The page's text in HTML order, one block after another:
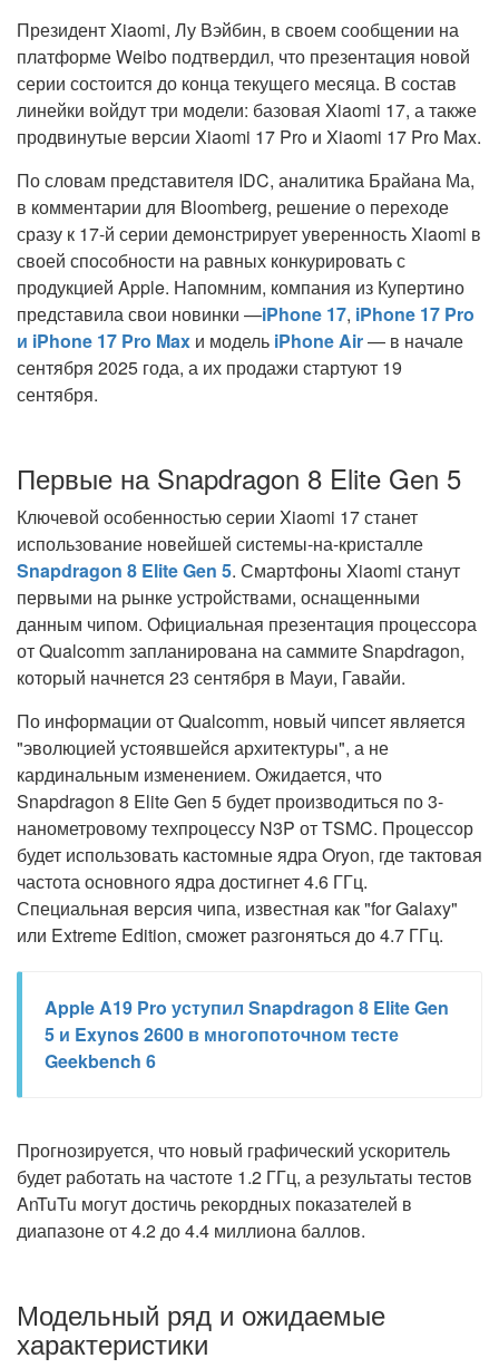
Президент Xiaomi, Лу Вэйбин, в своем сообщении на
платформе Weibo подтвердил, что презентация новой
серии состоится до конца текущего месяца. В состав
линейки войдут три модели: базовая Xiaomi 17, а также
продвинутые версии Xiaomi 17 Pro и Xiaomi 17 Pro Max.
По словам представителя IDC, аналитика Брайана Ма,
в комментарии для Bloomberg, решение о переходе
сразу к 17-й серии демонстрирует уверенность Xiaomi в
своей способности на равных конкурировать с
продукцией Apple. Напомним, компания из Купертино
представила свои новинки —iPhone 17, iPhone 17 Pro
и iPhone 17 Pro Max и модель iPhone Air— в начале
сентября 2025 года, а их продажи стартуют 19
сентября.
Первые на Snapdragon 8 Elite Gen 5
Ключевой особенностью серии Xiaomi 17 станет
использование новейшей системы-на-кристалле
Snapdragon 8 Elite Gen 5. Смартфоны Xiaomi станут
первыми на рынке устройствами, оснащенными
данным чипом. Официальная презентация процессора
от Qualcomm запланирована на саммите Snapdragon,
который начнется 23 сентября в Мауи, Гавайи.
По информации от Qualcomm, новый чипсет является
"эволюцией устоявшейся архитектуры", а не
кардинальным изменением. Ожидается, что
Snapdragon 8 Elite Gen 5 будет производиться по 3-
нанометровому техпроцессу N3P от TSMC. Процессор
будет использовать кастомные ядра Oryon, где тактовая
частота основного ядра достигнет 4.6 ГГц.
Специальная версия чипа, известная как "for Galaxy"
или Extreme Edition, сможет разгоняться до 4.7 ГГц.
Apple A19 Pro уступил Snapdragon 8 Elite Gen
5 и Exynos 2600 в многопоточном тесте
Geekbench 6
Прогнозируется, что новый графический ускоритель
будет работать на частоте 1.2 ГГц, а результаты тестов
AnTuTu могут достичь рекордных показателей в
диапазоне от 4.2 до 4.4 миллиона баллов.
Модельный ряд и ожидаемые
характеристики